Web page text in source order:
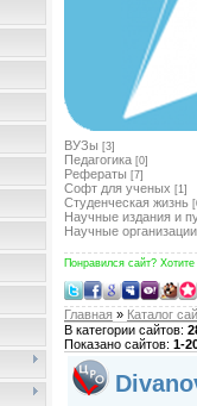
ВУЗы [3]
Педагогика [0]
Рефераты [7]
Софт для ученых [1]
Студенческая жизнь
Научные издания и
Научные организации
Понравился сайт?
Главная » Каталог
В категории сайтов:
Показано сайтов: 1-